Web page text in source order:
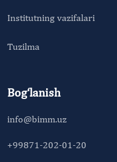
Institutning vazifalari
Tuzilma
Bog‘lanish
info@bimm.uz
+99871-202-01-20